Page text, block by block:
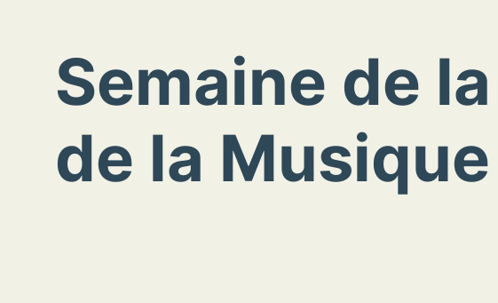
Semaine de
de la